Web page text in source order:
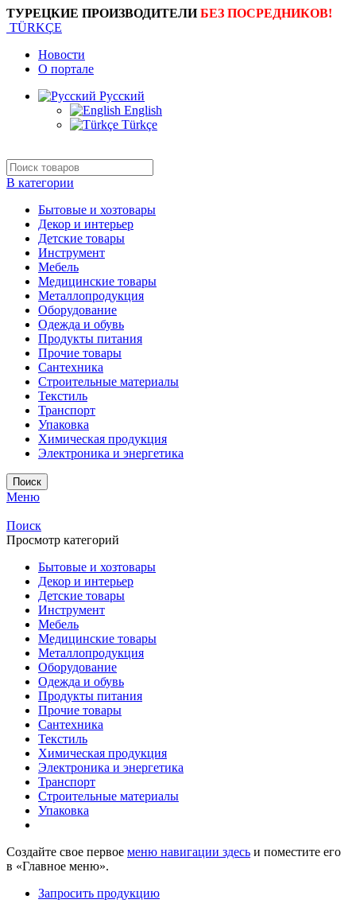
ТУРЕЦКИЕ ПРОИЗВОДИТЕЛИБЕЗ ПОСРЕДНИКОВ!
TÜRKÇE
Новости
О портале
Русский
English
Türkçe
В категории
Бытовые и хозтовары
Декор и интерьер
Детские товары
Инструмент
Мебель
Медицинские товары
Металлопродукция
Оборудование
Одежда и обувь
Продукты питания
Прочие товары
Сантехника
Строительные материалы
Текстиль
Транспорт
Упаковка
Химическая продукция
Электроника и энергетика
Поиск
Меню
Поиск
Просмотр категорий
Бытовые и хозтовары
Декор и интерьер
Детские товары
Инструмент
Мебель
Медицинские товары
Металлопродукция
Оборудование
Одежда и обувь
Продукты питания
Прочие товары
Сантехника
Текстиль
Химическая продукция
Электроника и энергетика
Транспорт
Строительные материалы
Упаковка
Создайте свое первое меню навигации здесь и поместите его
в «Главное меню».
Запросить продукцию